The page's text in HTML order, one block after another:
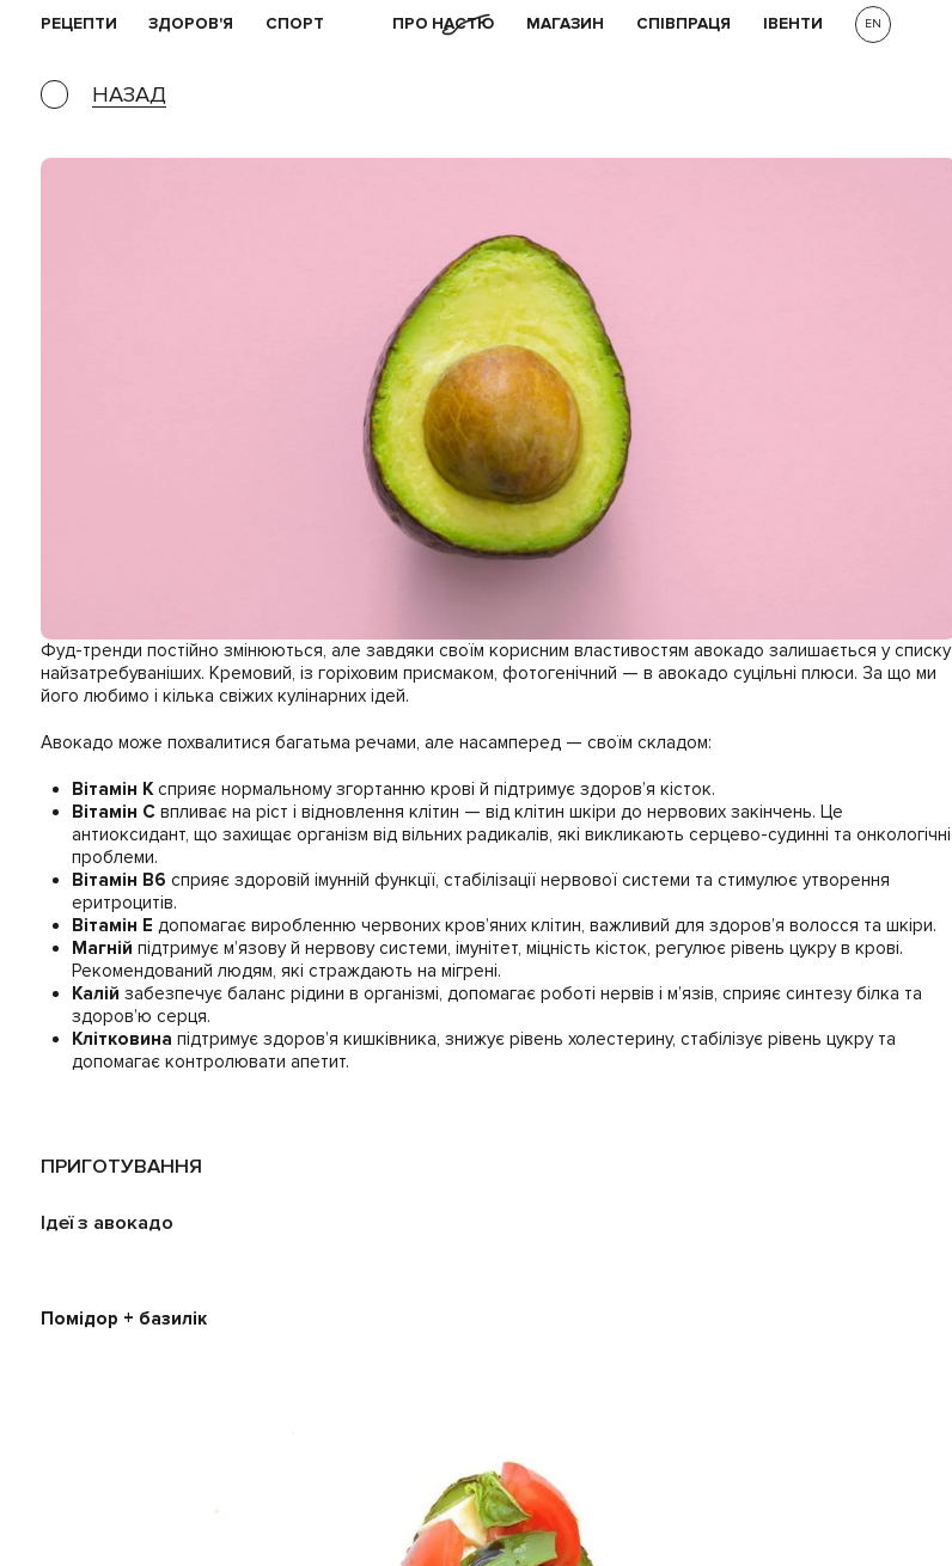
EN
РЕЦЕПТИ ЗДОРОВ'Я СПОРТ ПРО НАСТЮ МАГАЗИН СПІВПРАЦЯ ІВЕНТИ
НАЗАД
Фуд-тренди постійно змінюються, але завдяки своїм корисним властивостям авокадо залишається у списку
найзатребуваніших. Кремовий, із горіховим присмаком, фотогенічний — в авокадо суцільні плюси. За що ми
його любимо і кілька свіжих кулінарних ідей.
Авокадо може похвалитися багатьма речами, але насамперед — своїм складом:
Вітамін Kсприяє нормальному згортанню крові й підтримує здоров’я кісток.
Вітамін С впливає на ріст і відновлення клітин — від клітин шкіри до нервових закінчень. Це
антиоксидант, що захищає організм від вільних радикалів, які викликають серцево-судинні та онкологічні
проблеми.
Вітамін B6 сприяє здоровій імунній функції, стабілізації нервової системи та стимулює утворення
еритроцитів.
Вітамін Е допомагає виробленню червоних кров’яних клітин, важливий для здоров’я волосся та шкіри.
Магній підтримує м’язову й нервову системи, імунітет, міцність кісток, регулює рівень цукру в крові.
Рекомендований людям, які страждають на мігрені.
Калій забезпечує баланс рідини в організмі, допомагає роботі нервів і м’язів, сприяє синтезу білка та
здоров’ю серця.
Клітковина підтримує здоров’я кишківника, знижує рівень холестерину, стабілізує рівень цукру та
допомагає контролювати апетит.
ПРИГОТУВАННЯ
Ідеї з авокадо
Помідор + базилік